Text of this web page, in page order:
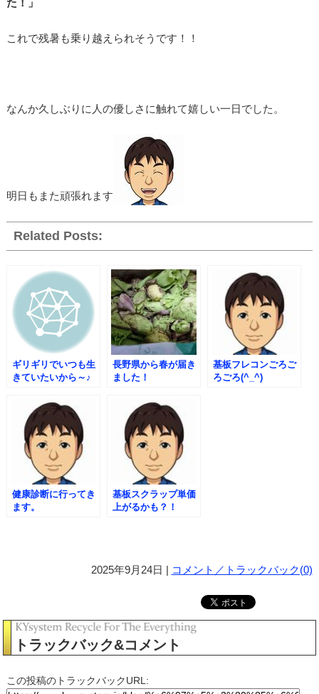
た！」
これで残暑も乗り越えられそうです！！
なんか久しぶりに人の優しさに触れて嬉しい一日でした。
明日もまた頑張れます
Related Posts:
ギリギリでいつも生
きていたいから～♪
長野県から春が届き
ました！
基板フレコンごろご
ろごろ(^_^)
健康診断に行ってき
ます。
基板スクラップ単価
上がるかも？！
2025年9月24日 | コメント／トラックバック(0)
トラックバック&コメント
この投稿のトラックバックURL: